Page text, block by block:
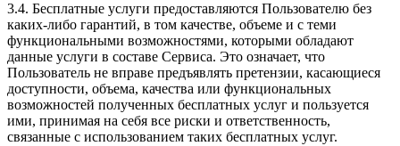
3.4. Бесплатные услуги предоставляются Пользователю без
каких-либо гарантий, в том качестве, объеме и с теми
функциональными возможностями, которыми обладают
данные услуги в составе Сервиса. Это означает, что
Пользователь не вправе предъявлять претензии, касающиеся
доступности, объема, качества или функциональных
возможностей полученных бесплатных услуг и пользуется
ими, принимая на себя все риски и ответственность,
связанные с использованием таких бесплатных услуг.